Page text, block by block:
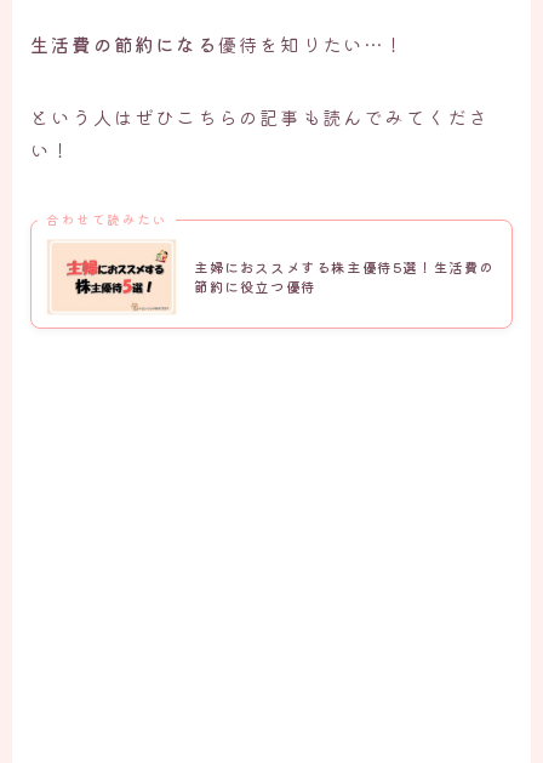
生活費の節約になる優待を知りたい…！
という人はぜひこちらの記事も読んでみてくださ
い！
合わせて読みたい
主婦におススメする株主優待5選！生活費の
節約に役立つ優待